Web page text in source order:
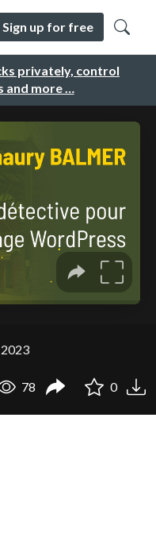
privately, control
and more …
Sign up for free
78 0